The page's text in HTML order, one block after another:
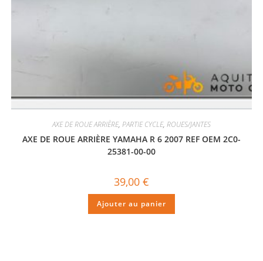
AXE DE ROUE ARRIÈRE, PARTIE CYCLE, ROUES/JANTES
AXE DE ROUE ARRIÈRE YAMAHA R 6 2007 REF OEM 2C0-
25381-00-00
39,00 €
Ajouter au panier